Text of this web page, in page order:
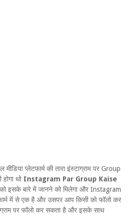
प्लेटफार्म की तारा इंस्टाग्राम पर Group
थो Instagram Par Group Kaise
इसके बारे में जानने को मिलेगा और Instagram
में से एक है और उसपर आप किसी को फॉलो कर
पर फॉलो कर सकता है और इसके साथ